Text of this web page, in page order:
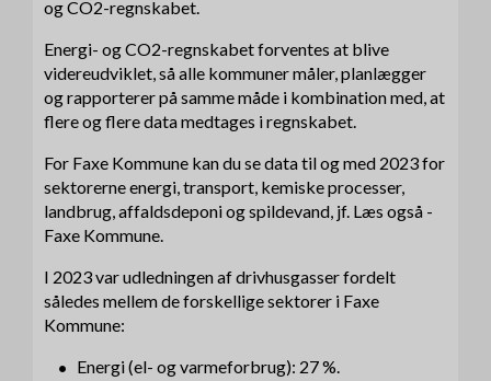
og CO2-regnskabet.
Energi- og CO2-regnskabet forventes at blive
videreudviklet, så alle kommuner måler, planlægger
og rapporterer på samme måde i kombination med, at
flere og flere data medtages i regnskabet.
For Faxe Kommune kan du se data til og med 2023 for
sektorerne energi, transport, kemiske processer,
landbrug, affaldsdeponi og spildevand, jf. Læs også -
Faxe Kommune.
I 2023 var udledningen af drivhusgasser fordelt
således mellem de forskellige sektorer i Faxe
Kommune:
Energi (el- og varmeforbrug): 27 %.